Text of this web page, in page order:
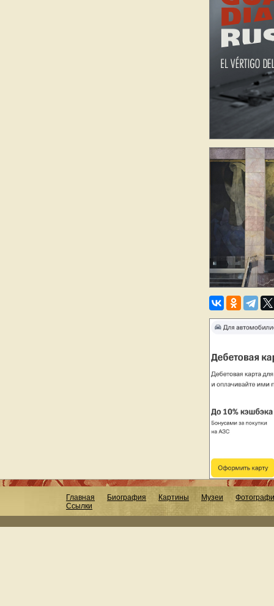
Главная Биография Картины Музеи
Ссылки